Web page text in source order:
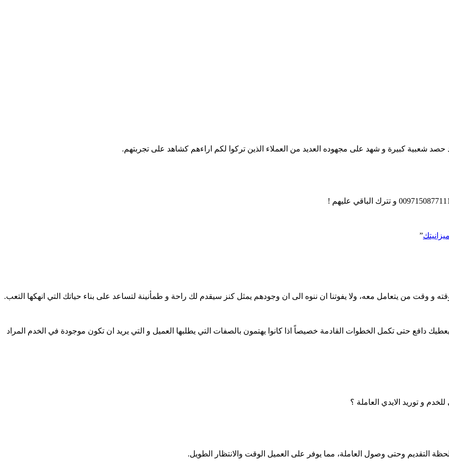
حصد شعبية كبيرة و شهد على مجهوده العديد من العملاء الذين تركوا لكم اراءهم كشاهد على تجربتهم.
”
وقت من يتعامل معه، ولا يفوتنا ان ننوه الى ان وجودهم يمثل كنز سيقدم لك راحة و طمأنينة لتساعد على بناء حياتك التي انهكها التعب.
دافع حتى تكمل الخطوات القادمة خصيصاً اذا كانوا يهتمون بالصفات التي يطلبها العميل و التي يريد ان تكون موجودة في الخدم المراد
و توريد الايدي العاملة ؟
التقديم وحتى وصول العاملة، مما يوفر على العميل الوقت والانتظار الطويل.